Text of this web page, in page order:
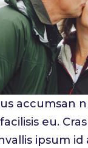
accumsan
eu.
ipsum id